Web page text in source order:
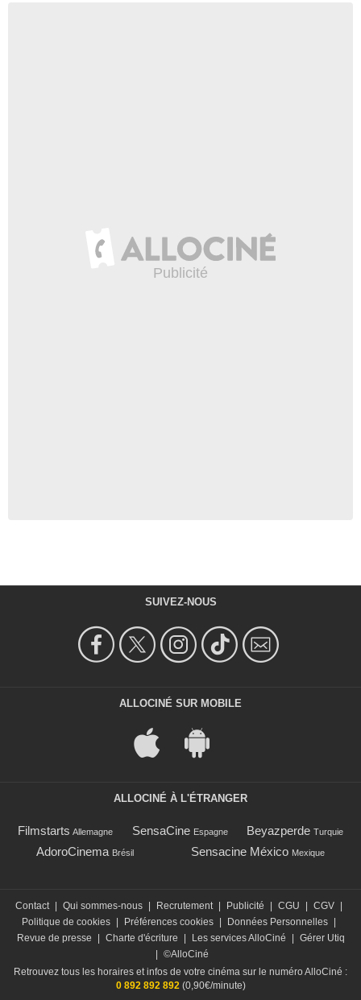
SUIVEZ-NOUS
ALLOCINÉ SUR MOBILE
ALLOCINÉ À L'ÉTRANGER
Filmstarts Allemagne SensaCine Espagne Beyazperde Turquie
AdoroCinema Brésil Sensacine México Mexique
Contact Qui sommes-nous Recrutement Publicité CGU CGV
Politique de cookies
Préférences cookies Données Personnelles
Revue de presse
Charte d'écriture Les services AlloCiné
Gérer Utiq
©AlloCiné
Retrouvez tous les horaires et infos de votre cinéma sur le numéro AlloCiné :
0 892 892 892(0,90€/minute)